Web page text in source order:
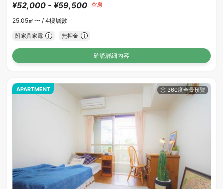
¥52,000 - ¥59,500 空房
25.05㎡〜 / 4樓層數
附家具家電 無押金
確認詳細內容
APARTMENT